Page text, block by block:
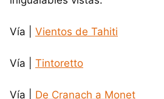
Vía | Vientos de Tahiti
Vía | Tintoretto
Vía | De Cranach a Monet